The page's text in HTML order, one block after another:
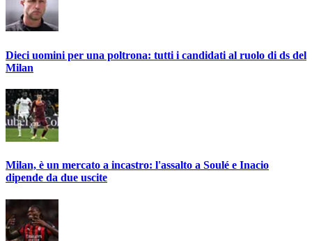
Dieci uomini per una poltrona: tutti i candidati al ruolo di ds del
Milan
Milan, è un mercato a incastro: l'assalto a Soulé e Inacio
dipende da due uscite